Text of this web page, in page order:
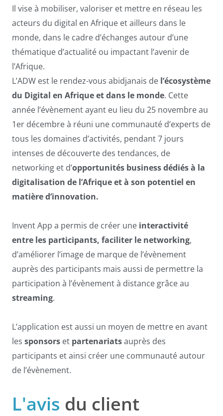
Il vise à mobiliser, valoriser et mettre en réseau les
acteurs du digital en Afrique et ailleurs dans le
monde, dans le cadre d’échanges autour d’une
thématique d’actualité ou impactant l’avenir de
l’Afrique.
L’ADW est le rendez-vous abidjanais de l’écosystème
du Digital en Afrique et dans le monde. Cette
année l’évènement ayant eu lieu du 25 novembre au
1er décembre à réuni une communauté d’experts de
tous les domaines d’activités, pendant 7 jours
intenses de découverte des tendances, de
networking et d’opportunités business dédiés à la
digitalisation de l’Afrique et à son potentiel en
matière d’innovation.
Invent App a permis de créer une interactivité
entre les participants, faciliter le networking,
d’améliorer l’image de marque de l’évènement
auprès des participants mais aussi de permettre la
participation à l’évènement à distance grâce au
streaming.
L’application est aussi un moyen de mettre en avant
les sponsors et partenariatsauprès des
participants et ainsi créer une communauté autour
de l’évènement.
L'avis du client